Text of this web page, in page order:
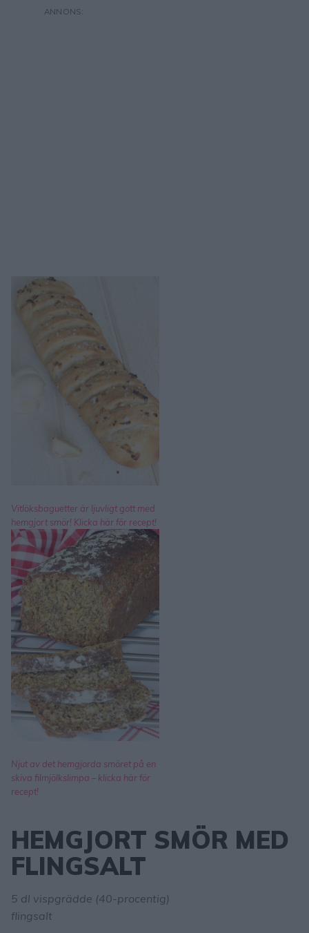
Vitlöksbaguetter är ljuvligt gott med
hemgjort smör! Klicka här för recept!
Njut av det hemgjorda smöret på en
skiva filmjölkslimpa – klicka här för
recept!
HEMGJORT SMÖR MED
FLINGSALT
5 dl vispgrädde (40-procentig)
flingsalt